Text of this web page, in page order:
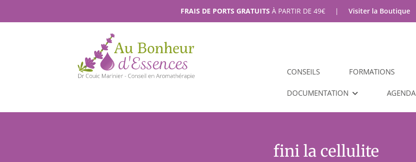
FRAIS DE PORTS GRATUITS À PARTIR DE 49€ | Visiter la Boutique
CONSEILS FORMATIONS
DOCUMENTATION AGENDA
fini la cellulite